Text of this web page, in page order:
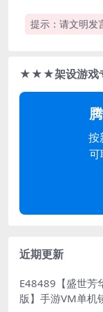
提示：请文明发
★★★架设游戏
按
可
近期更新
E48489【盛世芳
版】手游VM单机